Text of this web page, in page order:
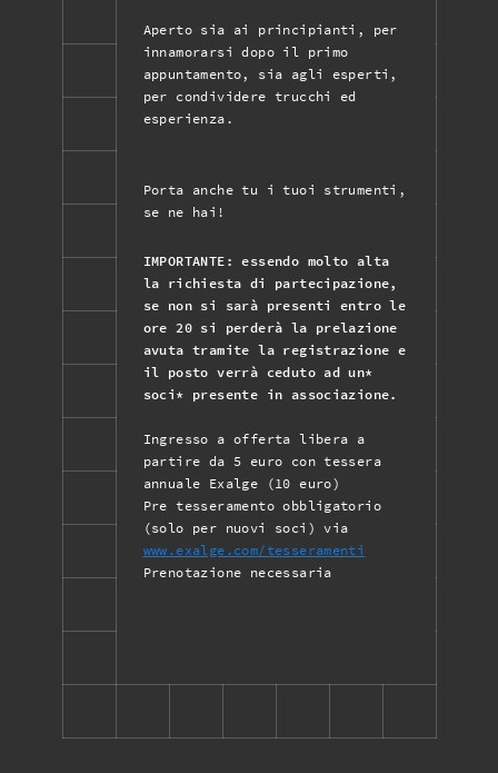
Aperto sia ai principianti, per
innamorarsi dopo il primo
appuntamento, sia agli esperti,
per condividere trucchi ed
esperienza.
Porta anche tu i tuoi strumenti,
se ne hai!
IMPORTANTE: essendo molto alta
la richiesta di partecipazione,
se non si sarà presenti entro le
ore 20 si perderà la prelazione
avuta tramite la registrazione e
il posto verrà ceduto ad un*
soci* presente in associazione.
Ingresso a offerta libera a
partire da 5 euro con tessera
annuale Exalge (10 euro)
Pre tesseramento obbligatorio
(solo per nuovi soci) via
www.exalge.com/tesseramenti
Prenotazione necessaria